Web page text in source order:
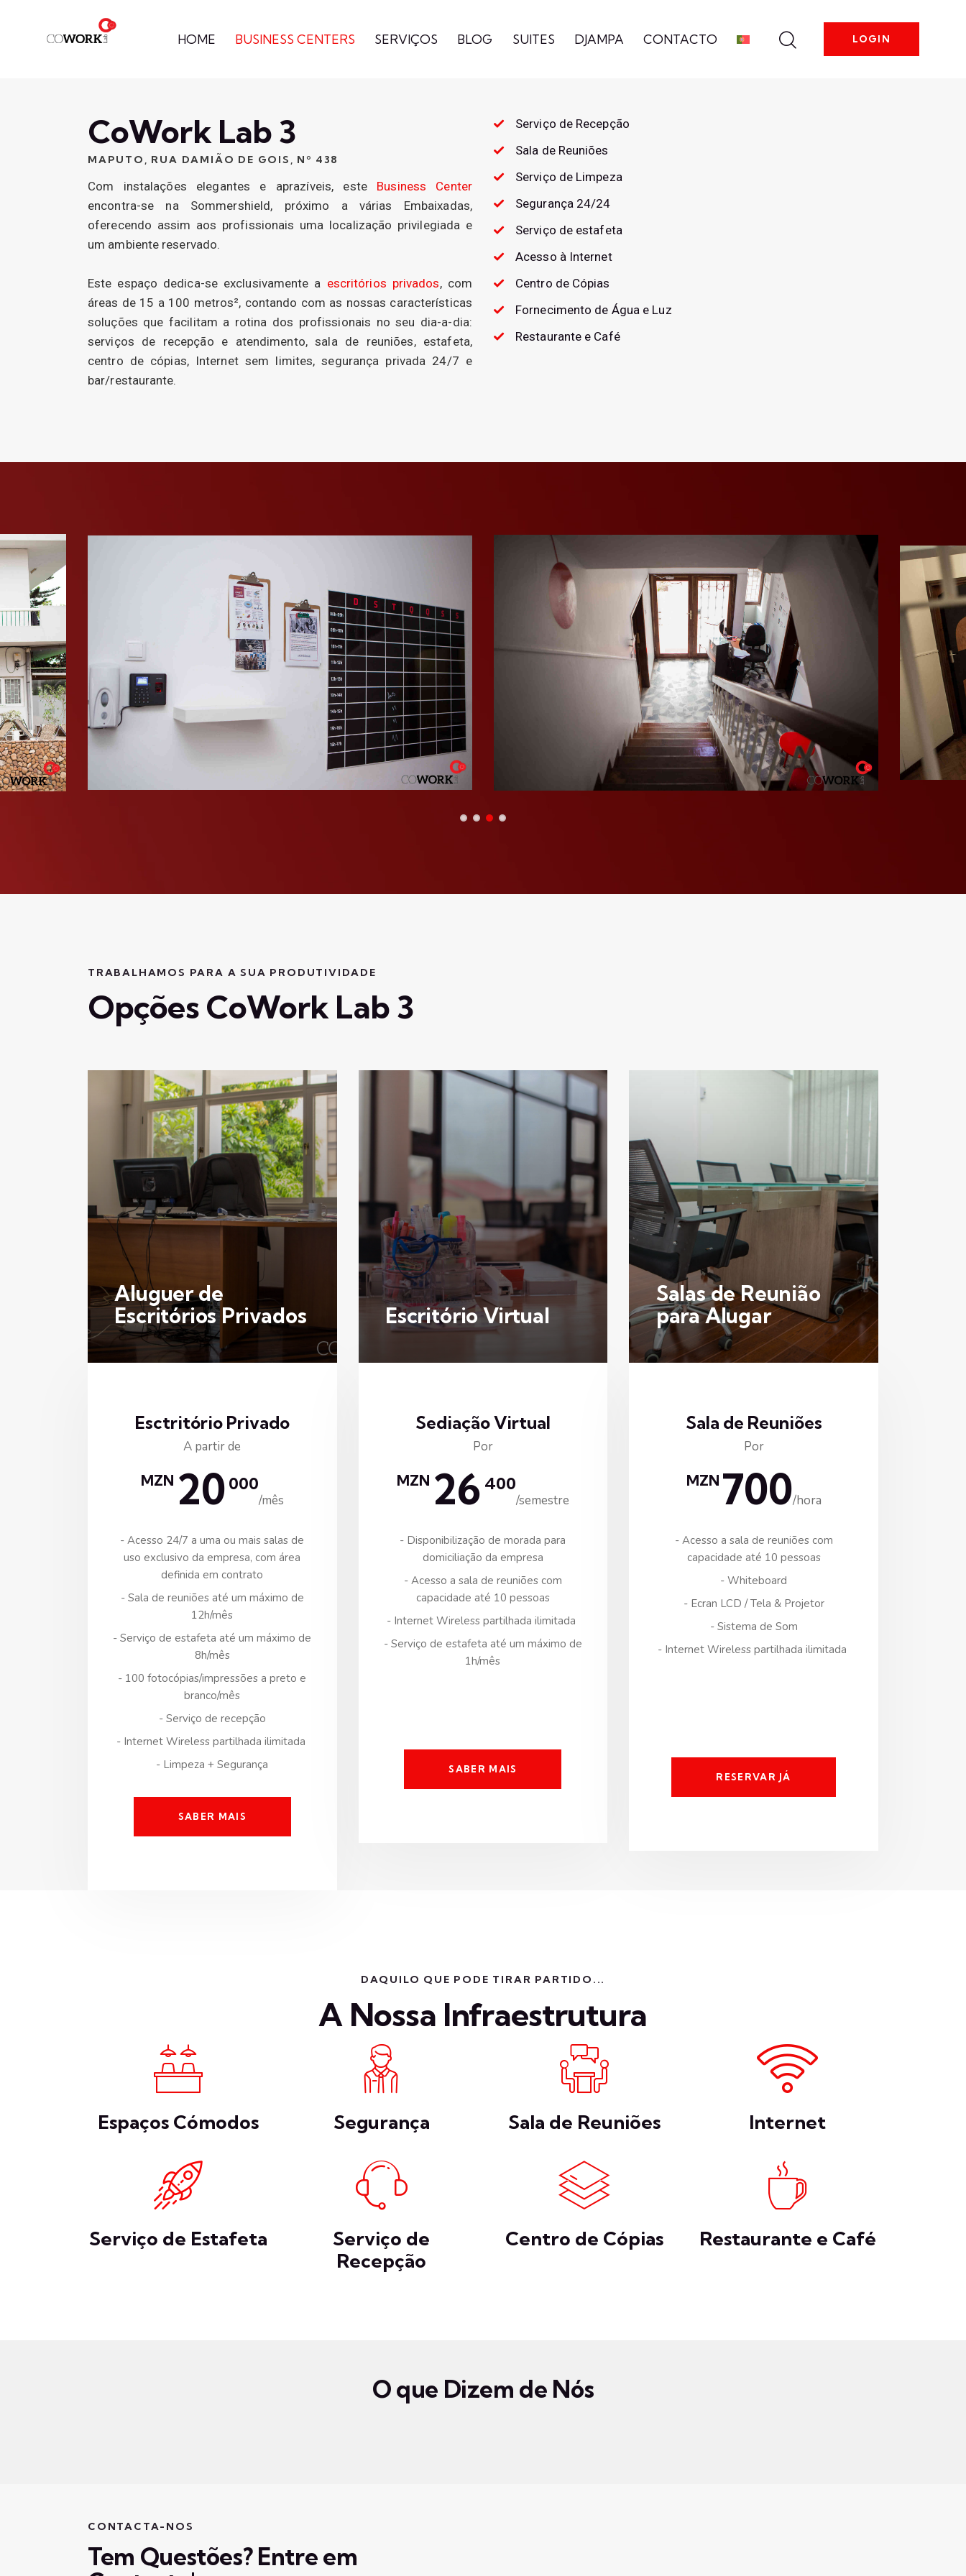
HOME BUSINESS CENTERS SERVIÇOS BLOG SUITES DJAMPA CONTACTO LOGIN
CoWork Lab 3
MAPUTO, RUA DAMIÃO DE GOIS, Nº 438
Com instalações elegantes e aprazíveis, este Business Center
encontra-se na Sommershield, próximo a várias Embaixadas,
oferecendo assim aos profissionais uma localização privilegiada e
um ambiente reservado.
Este espaço dedica-se exclusivamente a escritórios privados, com
áreas de 15 a 100 metros², contando com as nossas características
soluções que facilitam a rotina dos profissionais no seu dia-a-dia:
serviços de recepção e atendimento, sala de reuniões, estafeta,
centro de cópias, Internet sem limites, segurança privada 24/7 e
bar/restaurante.
Serviço de Recepção
Sala de Reuniões
Serviço de Limpeza
Segurança 24/24
Serviço de estafeta
Acesso à Internet
Centro de Cópias
Fornecimento de Água e Luz
Restaurante e Café
TRABALHAMOS PARA A SUA PRODUTIVIDADE
Opções CoWork Lab 3
Aluguer de
Escritórios Privados
Esctritório Privado
A partir de
MZN 20 000
/mês
- Acesso 24/7 a uma ou mais salas de
uso exclusivo da empresa, com área
definida em contrato
- Sala de reuniões até um máximo de
12h/mês
- Serviço de estafeta até um máximo de
8h/mês
- 100 fotocópias/impressões a preto e
branco/mês
- Serviço de recepção
- Internet Wireless partilhada ilimitada
- Limpeza + Segurança
SABER MAIS
Escritório Virtual
Sediação Virtual
Por
MZN 26 400
/semestre
- Disponibilização de morada para
domiciliação da empresa
- Acesso a sala de reuniões com
capacidade até 10 pessoas
- Internet Wireless partilhada ilimitada
- Serviço de estafeta até um máximo de
1h/mês
SABER MAIS
Salas de Reunião
para Alugar
Sala de Reuniões
Por
MZN 700/hora
- Acesso a sala de reuniões com
capacidade até 10 pessoas
- Whiteboard
- Ecran LCD / Tela & Projetor
- Sistema de Som
- Internet Wireless partilhada ilimitada
RESERVAR JÁ
DAQUILO QUE PODE TIRAR PARTIDO...
A Nossa Infraestrutura
Espaços Cómodos Segurança Sala de Reuniões Internet
Serviço de Estafeta
Serviço de
Recepção
Centro de Cópias Restaurante e Café
O que Dizem de Nós
CONTACTA-NOS
Tem Questões? Entre em